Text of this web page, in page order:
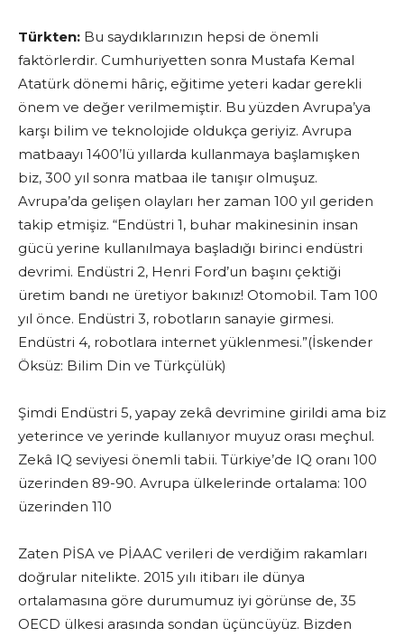
Türkten: Bu saydıklarınızın hepsi de önemli
faktörlerdir. Cumhuriyetten sonra Mustafa Kemal
Atatürk dönemi hâriç, eğitime yeteri kadar gerekli
önem ve değer verilmemiştir. Bu yüzden Avrupa’ya
karşı bilim ve teknolojide oldukça geriyiz. Avrupa
matbaayı 1400’lü yıllarda kullanmaya başlamışken
biz, 300 yıl sonra matbaa ile tanışır olmuşuz.
Avrupa’da gelişen olayları her zaman 100 yıl geriden
takip etmişiz. “Endüstri 1, buhar makinesinin insan
gücü yerine kullanılmaya başladığı birinci endüstri
devrimi. Endüstri 2, Henri Ford’un başını çektiği
üretim bandı ne üretiyor bakınız! Otomobil. Tam 100
yıl önce. Endüstri 3, robotların sanayie girmesi.
Endüstri 4, robotlara internet yüklenmesi.”(İskender
Öksüz: Bilim Din ve Türkçülük)
Şimdi Endüstri 5, yapay zekâ devrimine girildi ama biz
yeterince ve yerinde kullanıyor muyuz orası meçhul.
Zekâ IQ seviyesi önemli tabii. Türkiye’de IQ oranı 100
üzerinden 89-90. Avrupa ülkelerinde ortalama: 100
üzerinden 110
Zaten PİSA ve PİAAC verileri de verdiğim rakamları
doğrular nitelikte. 2015 yılı itibarı ile dünya
ortalamasına göre durumumuz iyi görünse de, 35
OECD ülkesi arasında sondan üçüncüyüz. Bizden